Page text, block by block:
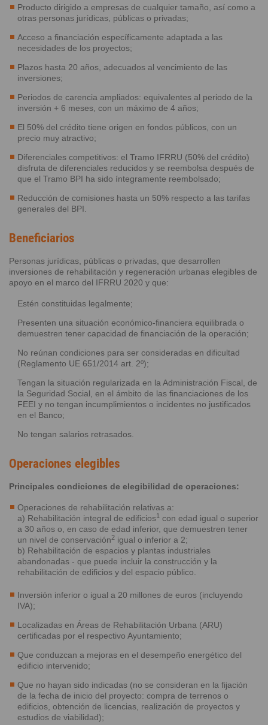
Producto dirigido a empresas de cualquier tamaño, así como a
otras personas jurídicas, públicas o privadas;
Acceso a financiación específicamente adaptada a las
necesidades de los proyectos;
Plazos hasta 20 años, adecuados al vencimiento de las
inversiones;
Periodos de carencia ampliados: equivalentes al periodo de la
inversión + 6 meses, con un máximo de 4 años;
El 50% del crédito tiene origen en fondos públicos, con un
precio muy atractivo;
Diferenciales competitivos: el Tramo IFRRU (50% del crédito)
disfruta de diferenciales reducidos y se reembolsa después de
que el Tramo BPI ha sido íntegramente reembolsado;
Reducción de comisiones hasta un 50% respecto a las tarifas
generales del BPI.
Beneficiarios
Personas jurídicas, públicas o privadas, que desarrollen
inversiones de rehabilitación y regeneración urbanas elegibles de
apoyo en el marco del IFRRU 2020 y que:
Estén constituidas legalmente;
Presenten una situación económico-financiera equilibrada o
demuestren tener capacidad de financiación de la operación;
No reúnan condiciones para ser consideradas en dificultad
(Reglamento UE 651/2014 art. 2º);
Tengan la situación regularizada en la Administración Fiscal, de
la Seguridad Social, en el ámbito de las financiaciones de los
FEEI y no tengan incumplimientos o incidentes no justificados
en el Banco;
No tengan salarios retrasados.
Operaciones elegibles
Principales condiciones de elegibilidad de operaciones:
Operaciones de rehabilitación relativas a:
a) Rehabilitación integral de edificios1 con edad igual o superior
a 30 años o, en caso de edad inferior, que demuestren tener
un nivel de conservación2 igual o inferior a 2;
b) Rehabilitación de espacios y plantas industriales
abandonadas - que puede incluir la construcción y la
rehabilitación de edificios y del espacio público.
Inversión inferior o igual a 20 millones de euros (incluyendo
IVA);
Localizadas en Áreas de Rehabilitación Urbana (ARU)
certificadas por el respectivo Ayuntamiento;
Que conduzcan a mejoras en el desempeño energético del
edificio intervenido;
Que no hayan sido indicadas (no se consideran en la fijación
de la fecha de inicio del proyecto: compra de terrenos o
edificios, obtención de licencias, realización de proyectos y
estudios de viabilidad);